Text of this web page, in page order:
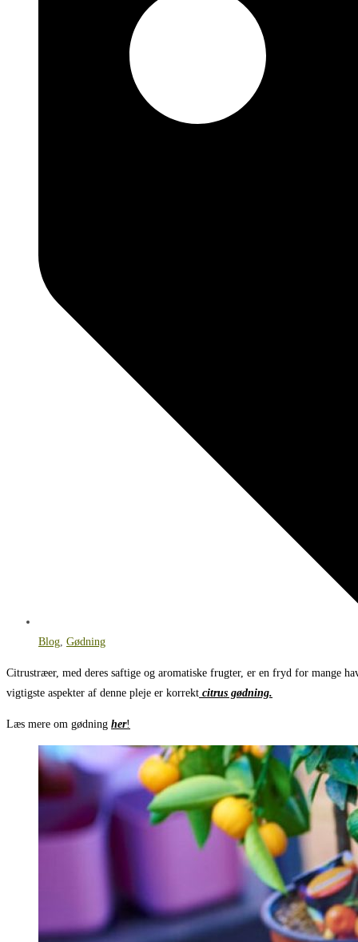
Blog Gødning
Citrustræer, med deres saftige og aromatiske frugter, er en fryd for mange
vigtigste aspekter af denne pleje er korrekt citrus gødning.
Læs mere om gødning her!